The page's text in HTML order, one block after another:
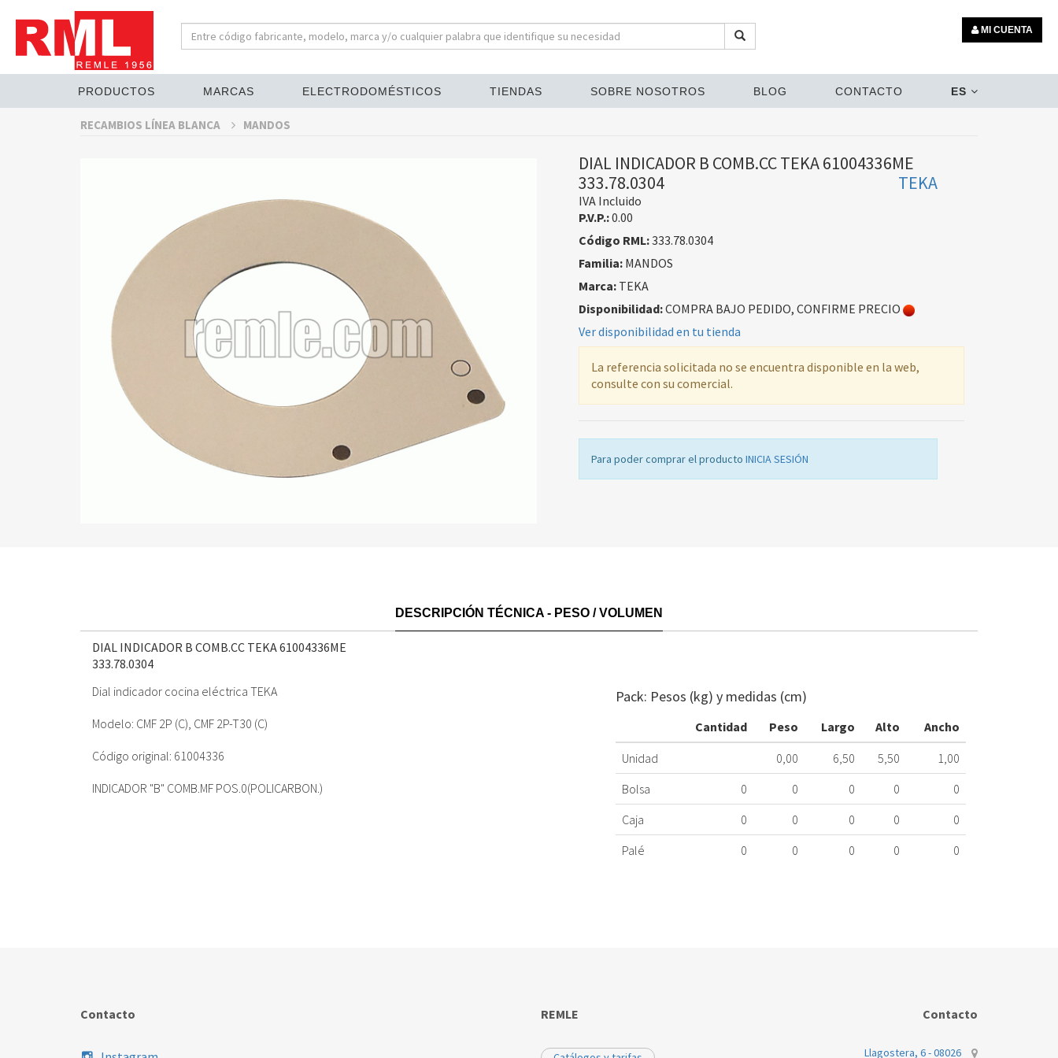
MI CUENTA
PRODUCTOS MARCAS ELECTRODOMÉSTICOS TIENDAS SOBRE NOSOTROS BLOG CONTACTO ES
RECAMBIOS LÍNEA BLANCA MANDOS
DIAL INDICADOR B COMB.CC TEKA 61004336ME
333.78.0304
TEKA
IVA Incluido
P.V.P.:0.00
Código RML:333.78.0304
Familia:MANDOS
Marca:TEKA
Disponibilidad:COMPRA BAJO PEDIDO, CONFIRME PRECIO
Ver disponibilidad en tu tienda
La referencia solicitada no se encuentra disponible en la web,
consulte con su comercial.
Para poder comprar el producto INICIA SESIÓN
DESCRIPCIÓN TÉCNICA - PESO / VOLUMEN
DIAL INDICADOR B COMB.CC TEKA 61004336ME
333.78.0304
Dial indicador cocina eléctrica TEKA
Modelo: CMF 2P (C), CMF 2P-T30 (C)
Código original: 61004336
INDICADOR "B" COMB.MF POS.0(POLICARBON.)
Pack: Pesos (kg) y medidas (cm)
Cantidad Peso Largo Alto
Ancho
Unidad
0,00 6,50 5,50
1,00
Bolsa
0 0 0 0
0
Caja
0 0 0 0
0
Palé
0 0 0 0 0
Contacto REMLE Contacto
Llagostera, 6 - 08026